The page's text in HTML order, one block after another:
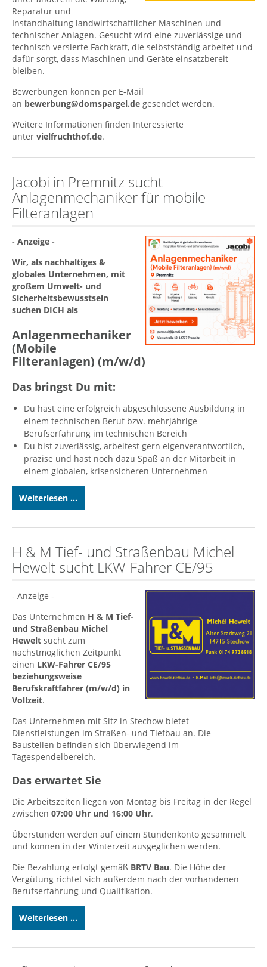
Reparatur und
Instandhaltung landwirtschaftlicher Maschinen und
technischer Anlagen. Gesucht wird eine zuverlässige und
technisch versierte Fachkraft, die selbstständig arbeitet und
dafür sorgt, dass Maschinen und Geräte einsatzbereit
bleiben.
Bewerbungen können per E-Mail
an bewerbung@domspargel.de gesendet werden.
Weitere Informationen finden Interessierte
unter vielfruchthof.de.
Jacobi in Premnitz sucht
Anlagenmechaniker für mobile
Filteranlagen
- Anzeige -
Wir, als nachhaltiges &
globales Unternehmen, mit
großem Umwelt- und
Sicherheitsbewusstsein
suchen DICH als
Anlagenmechaniker
(Mobile
Filteranlagen) (m/w/d)
Das bringst Du mit:
Du hast eine erfolgreich abgeschlossene Ausbildung in
einem technischen Beruf bzw. mehrjährige
Berufserfahrung im technischen Bereich
Du bist zuverlässig, arbeitest gern eigenverantwortlich,
präzise und hast noch dazu Spaß an der Mitarbeit in
einem globalen, krisensicheren Unternehmen
Weiterlesen ...
H & M Tief- und Straßenbau Michel
Hewelt sucht LKW-Fahrer CE/95
- Anzeige -
Das Unternehmen H & M Tief-
und Straßenbau Michel
Hewelt sucht zum
nächstmöglichen Zeitpunkt
einen LKW-Fahrer CE/95
beziehungsweise
Berufskraftfahrer (m/w/d) in
Vollzeit.
Das Unternehmen mit Sitz in Stechow bietet
Dienstleistungen im Straßen- und Tiefbau an. Die
Baustellen befinden sich überwiegend im
Tagespendelbereich.
Das erwartet Sie
Die Arbeitszeiten liegen von Montag bis Freitag in der Regel
zwischen 07:00 Uhr und 16:00 Uhr.
Überstunden werden auf einem Stundenkonto gesammelt
und können in der Winterzeit ausgeglichen werden.
Die Bezahlung erfolgt gemäß BRTV Bau. Die Höhe der
Vergütung richtet sich außerdem nach der vorhandenen
Berufserfahrung und Qualifikation.
Weiterlesen ...